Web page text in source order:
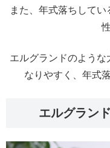
また、年式落ちして
エルグランドのような
なりやすく、年式
エルグラン